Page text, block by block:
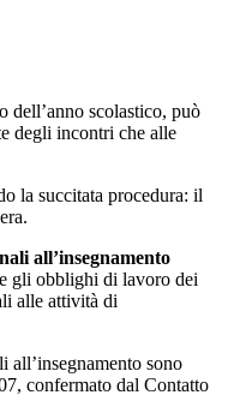
dell’anno scolastico, può
degli incontri che alle
la succitata procedura: il
all’insegnamento
gli obblighi di lavoro dei
alle attività di
sono
confermato dal Contatto